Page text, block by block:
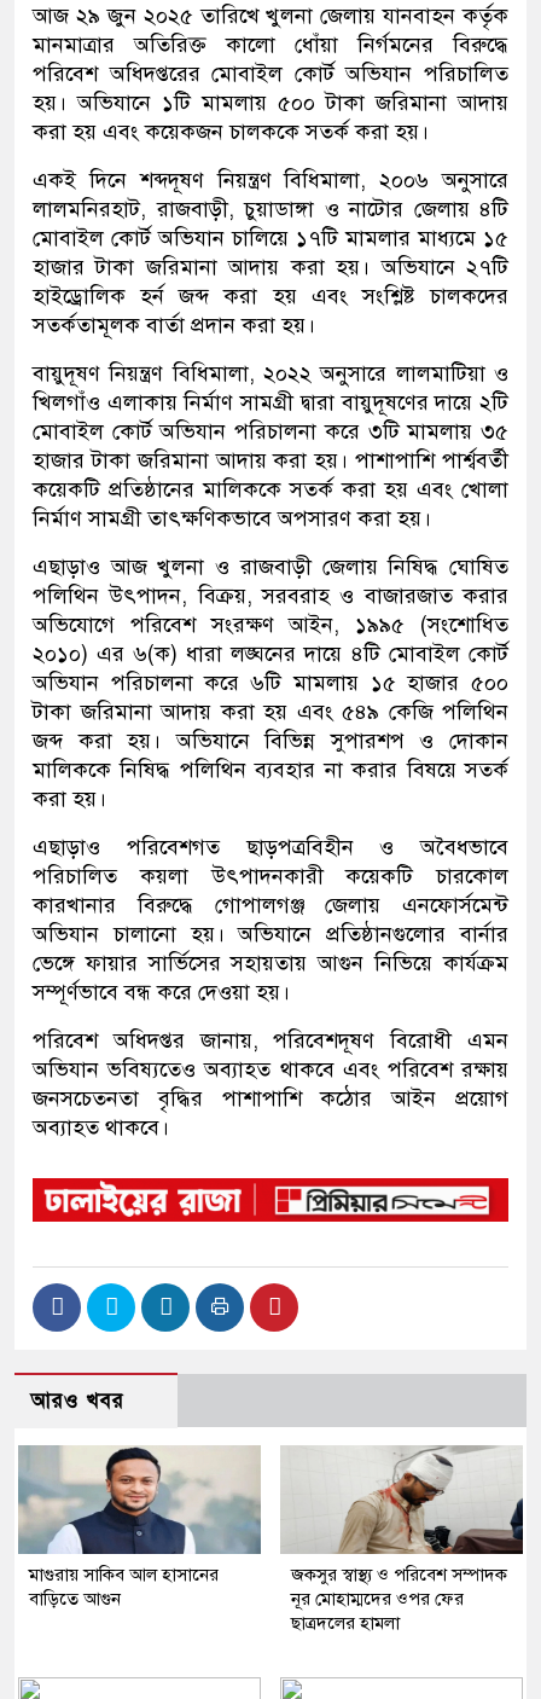
আজ ২৯ জুন ২০২৫ তারিখে খুলনা জেলায় যানবাহন কর্তৃক
মানমাত্রার অতিরিক্ত কালো ধোঁয়া নির্গমনের বিরুদ্ধে
পরিবেশ অধিদপ্তরের মোবাইল কোর্ট অভিযান পরিচালিত
হয়। অভিযানে ১টি মামলায় ৫০০ টাকা জরিমানা আদায়
করা হয় এবং কয়েকজন চালককে সতর্ক করা হয়।
একই দিনে শব্দদূষণ নিয়ন্ত্রণ বিধিমালা, ২০০৬ অনুসারে
লালমনিরহাট, রাজবাড়ী, চুয়াডাঙ্গা ও নাটোর জেলায় ৪টি
মোবাইল কোর্ট অভিযান চালিয়ে ১৭টি মামলার মাধ্যমে ১৫
হাজার টাকা জরিমানা আদায় করা হয়। অভিযানে ২৭টি
হাইড্রোলিক হর্ন জব্দ করা হয় এবং সংশ্লিষ্ট চালকদের
সতর্কতামূলক বার্তা প্রদান করা হয়।
বায়ুদূষণ নিয়ন্ত্রণ বিধিমালা, ২০২২ অনুসারে লালমাটিয়া ও
খিলগাঁও এলাকায় নির্মাণ সামগ্রী দ্বারা বায়ুদূষণের দায়ে ২টি
মোবাইল কোর্ট অভিযান পরিচালনা করে ৩টি মামলায় ৩৫
হাজার টাকা জরিমানা আদায় করা হয়। পাশাপাশি পার্শ্ববর্তী
কয়েকটি প্রতিষ্ঠানের মালিককে সতর্ক করা হয় এবং খোলা
নির্মাণ সামগ্রী তাৎক্ষণিকভাবে অপসারণ করা হয়।
এছাড়াও আজ খুলনা ও রাজবাড়ী জেলায় নিষিদ্ধ ঘোষিত
পলিথিন উৎপাদন, বিক্রয়, সরবরাহ ও বাজারজাত করার
অভিযোগে পরিবেশ সংরক্ষণ আইন, ১৯৯৫ (সংশোধিত
২০১০) এর ৬(ক) ধারা লঙ্ঘনের দায়ে ৪টি মোবাইল কোর্ট
অভিযান পরিচালনা করে ৬টি মামলায় ১৫ হাজার ৫০০
টাকা জরিমানা আদায় করা হয় এবং ৫৪৯ কেজি পলিথিন
জব্দ করা হয়। অভিযানে বিভিন্ন সুপারশপ ও দোকান
মালিককে নিষিদ্ধ পলিথিন ব্যবহার না করার বিষয়ে সতর্ক
করা হয়।
এছাড়াও পরিবেশগত ছাড়পত্রবিহীন ও অবৈধভাবে
পরিচালিত কয়লা উৎপাদনকারী কয়েকটি চারকোল
কারখানার বিরুদ্ধে গোপালগঞ্জ জেলায় এনফোর্সমেন্ট
অভিযান চালানো হয়। অভিযানে প্রতিষ্ঠানগুলোর বার্নার
ভেঙ্গে ফায়ার সার্ভিসের সহায়তায় আগুন নিভিয়ে কার্যক্রম
সম্পূর্ণভাবে বন্ধ করে দেওয়া হয়।
পরিবেশ অধিদপ্তর জানায়, পরিবেশদূষণ বিরোধী এমন
অভিযান ভবিষ্যতেও অব্যাহত থাকবে এবং পরিবেশ রক্ষায়
জনসচেতনতা বৃদ্ধির পাশাপাশি কঠোর আইন প্রয়োগ
অব্যাহত থাকবে।
আরও খবর
মাগুরায় সাকিব আল হাসানের
বাড়িতে আগুন
জকসুর স্বাস্থ্য ও পরিবেশ সম্পাদক
নূর মোহাম্মদের ওপর ফের
ছাত্রদলের হামলা